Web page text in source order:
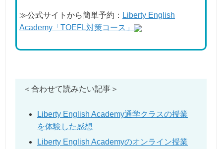
≫公式サイトから簡単予約： Liberty English
Academy「TOEFL対策コース」
＜合わせて読みたい記事＞
Liberty English Academy通学クラスの授業
を体験した感想
Liberty English Academyのオンライン授業